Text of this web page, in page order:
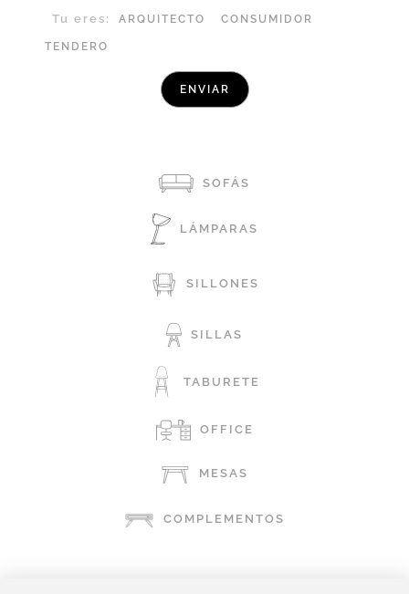
Tu eres: ARQUITECTO CONSUMIDOR
TENDERO
SOFÁS
LÁMPARAS
SILLONES
SILLAS
TABURETE
OFFICE
MESAS
COMPLEMENTOS